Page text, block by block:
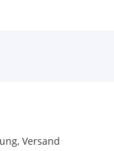
Versand